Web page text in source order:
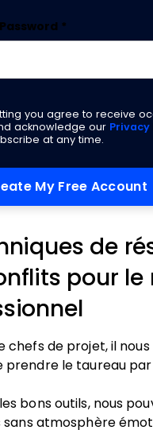
*
you agree to receive
acknowledge our Privacy
at any time.
de
pour le
chefs de projet, il
prendre le taureau par
bons outils, nous
sans atmosphère